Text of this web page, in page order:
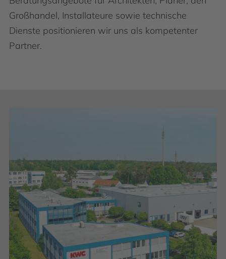
Großhandel, Installateure sowie technische
Dienste positionieren wir uns als kompetenter
Partner.